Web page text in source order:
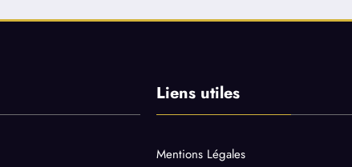
Liens utiles
Mentions Légales